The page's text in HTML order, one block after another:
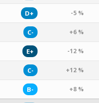
D+ -5 %
C- +6 %
E+ -12 %
C- +12 %
B- +8 %